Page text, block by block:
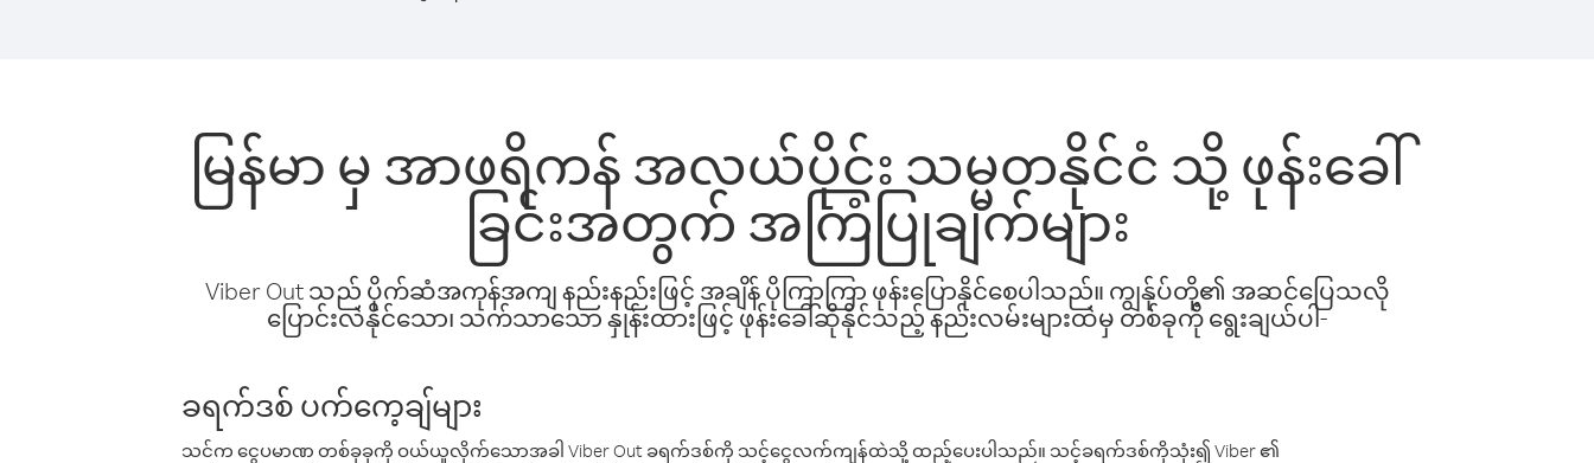
မြန်မာ မှ အာဖရိကန် အလယ်ပိုင်း သမ္မတနိုင်ငံ သို့ ဖုန်းခေါ်
ခြင်းအတွက် အကြံပြုချက်များ
Viber Out သည် ပိုက်ဆံအကုန်အကျ နည်းနည်းဖြင့် အချိန် ပိုကြာကြာ ဖုန်းပြောနိုင်စေပါသည်။ ကျွန်ုပ်တို့၏ အဆင်ပြေသလို
ပြောင်းလဲနိုင်သော၊ သက်သာသော နှုန်းထားဖြင့် ဖုန်းခေါ်ဆိုနိုင်သည့် နည်းလမ်းများထဲမှ တစ်ခုကို ရွေးချယ်ပါ-
ခရက်ဒစ် ပက်ကေ့ချ်များ
သင်က ငွေပမာဏ တစ်ခုခုကို ဝယ်ယူလိုက်သောအခါ Viber Out ခရက်ဒစ်ကို သင့်ငွေလက်ကျန်ထဲသို့ ထည့်ပေးပါသည်။ သင့်ခရက်ဒစ်ကိုသုံး၍ Viber ၏